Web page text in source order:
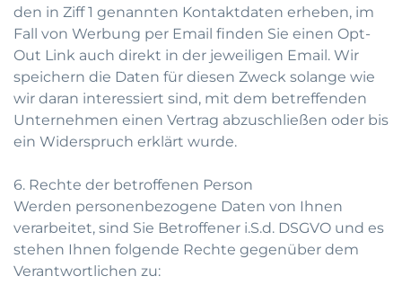
den in Ziff 1 genannten Kontaktdaten erheben, im
Fall von Werbung per Email finden Sie einen Opt-
Out Link auch direkt in der jeweiligen Email. Wir
speichern die Daten für diesen Zweck solange wie
wir daran interessiert sind, mit dem betreffenden
Unternehmen einen Vertrag abzuschließen oder bis
ein Widerspruch erklärt wurde.
6. Rechte der betroffenen Person
Werden personenbezogene Daten von Ihnen
verarbeitet, sind Sie Betroffener i.S.d. DSGVO und es
stehen Ihnen folgende Rechte gegenüber dem
Verantwortlichen zu: